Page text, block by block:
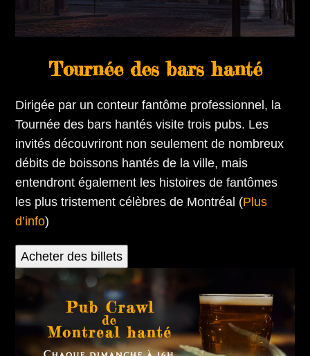
Tournée des bars hanté
Dirigée par un conteur fantôme professionnel, la
Tournée des bars hantés visite trois pubs. Les
invités découvriront non seulement de nombreux
débits de boissons hantés de la ville, mais
entendront également les histoires de fantômes
les plus tristement célèbres de Montréal (Plus
d’info)
Acheter des billets